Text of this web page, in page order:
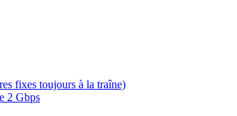
fixes toujours à la traîne)
2 Gbps